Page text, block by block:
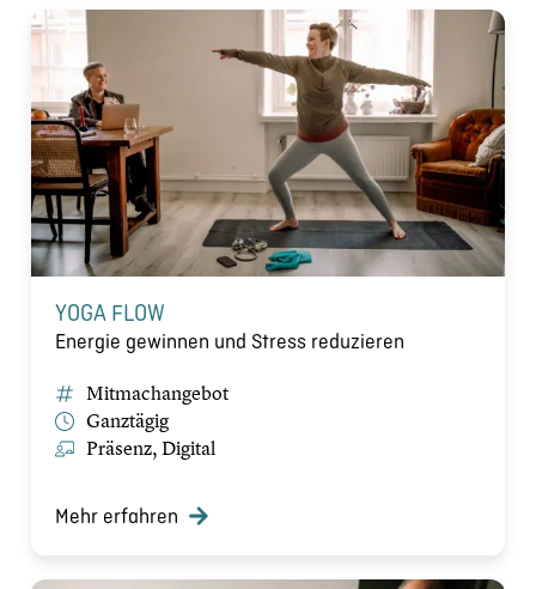
YOGA FLOW
Energie gewinnen und Stress reduzieren
Mitmachangebot
Ganztägig
Präsenz, Digital
Mehr erfahren